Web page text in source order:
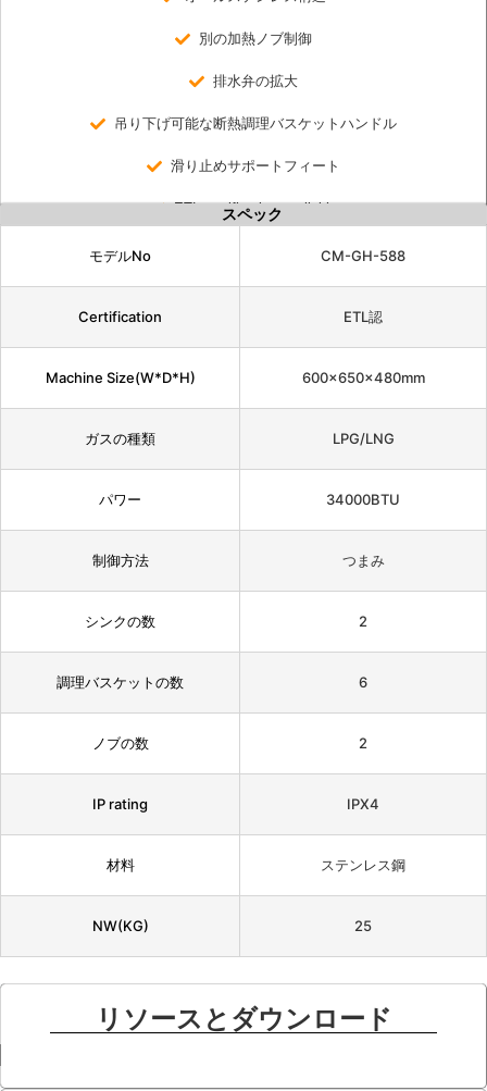
別の加熱ノブ制御
排水弁の拡大
吊り下げ可能な断熱調理バスケットハンドル
滑り止めサポートフィート
ETL certification available
スペック
モデルNo CM-GH-588
Certification ETL認
Machine Size(W*D*H) 600×650×480mm
ガスの種類 LPG/LNG
パワー 34000BTU
制御方法 つまみ
シンクの数 2
調理バスケットの数 6
ノブの数 2
IP rating IPX4
材料 ステンレス鋼
NW(KG) 25
リソースとダウンロード